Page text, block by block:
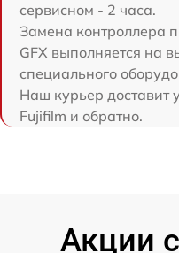
сервисном - 2 часа.
Замена контроллера
GFX выполняется на
специального
Наш курьер доставит
Fujifilm и обратно.
Акции